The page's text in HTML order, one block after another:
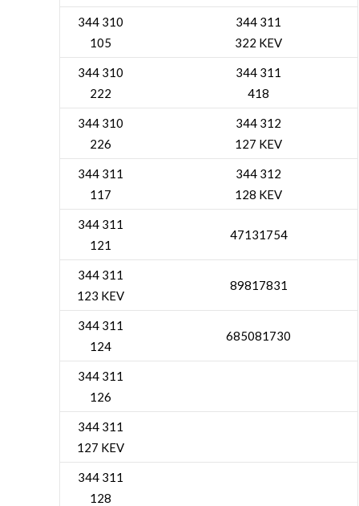
344 310
105
344 311
322 KEV
344 310
222
344 311
418
344 310
226
344 312
127 KEV
344 311
117
344 312
128 KEV
344 311
121
47131754
344 311
123 KEV
89817831
344 311
124
685081730
344 311
126
344 311
127 KEV
344 311
128